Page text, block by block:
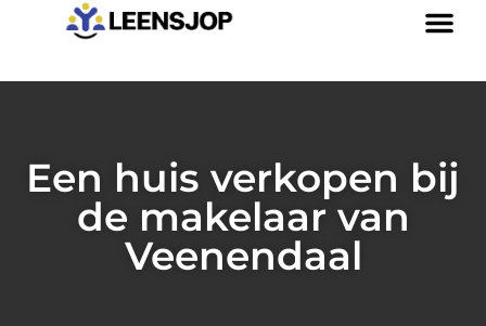
Een huis verkopen bij
de makelaar van
Veenendaal